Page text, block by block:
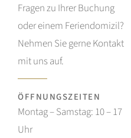
Fragen zu Ihrer Buchung
oder einem Feriendomizil?
Nehmen Sie gerne Kontakt
mit uns auf.
ÖFFNUNGSZEITEN
Montag – Samstag: 10 – 17
Uhr